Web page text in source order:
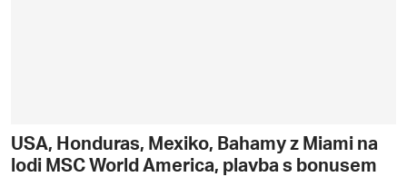
USA, Honduras, Mexiko, Bahamy z Miami na
lodi MSC World America, plavba s bonusem